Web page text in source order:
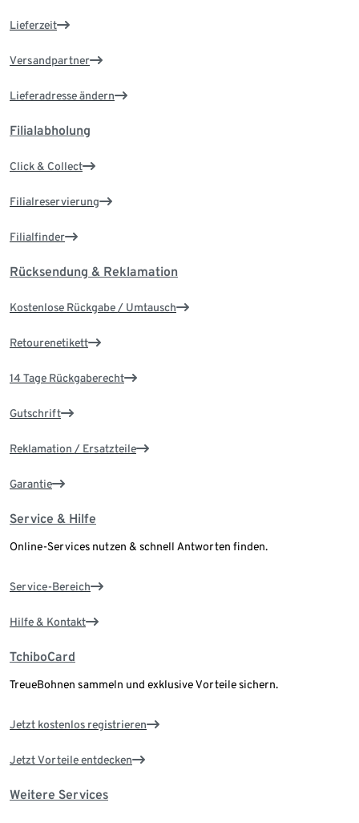
Lieferzeit
Versandpartner
Lieferadresse ändern
Filialabholung
Click & Collect
Filialreservierung
Filialfinder
Rücksendung & Reklamation
Kostenlose Rückgabe / Umtausch
Retourenetikett
14 Tage Rückgaberecht
Gutschrift
Reklamation / Ersatzteile
Garantie
Service & Hilfe
Online-Services nutzen & schnell Antworten finden.
Service-Bereich
Hilfe & Kontakt
TchiboCard
TreueBohnen sammeln und exklusive Vorteile sichern.
Jetzt kostenlos registrieren
Jetzt Vorteile entdecken
Weitere Services